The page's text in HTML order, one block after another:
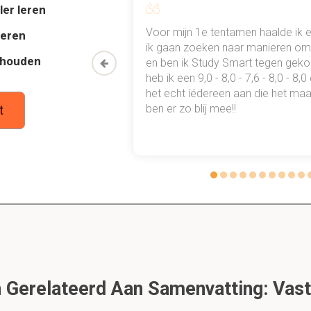
wordt de bediende gezien als een zelfstandige beoefenaar.
syndicus: Wat is hier zeker belangrijk?
er geldzaken en instandhouding van een onroerend goed er
is een preview. Er zijn 7 andere flashcards beschikbaar voor
leren
mn
een heel
gewoon
Voor mijn 1e tentamen haalde ik
ik gaan zoeken naar manieren
en ben ik Study Smart tegen
heb ik een 9,0 - 8,0 - 7,6 - 8,0 -
het echt íédereen aan die het
ben er zo blij mee!!
Gerelateerd Aan Samenvatting: